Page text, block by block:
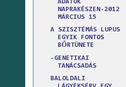
ADATOK
NAPRAKÉSZEN-2012
MÁRCIUS 15
A SZISZTÉMÁS LUPUS
EGYIK FONTOS
BŐRTÜNETE
-GENETIKAI
TANÁCSADÁS
BALOLDALI